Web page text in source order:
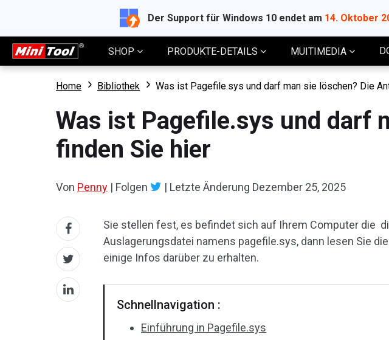
Der Support für Windows 10 endet am 14. Oktober
SHOP PRODUKTE-DETAILS MUITIMEDIA
Home Bibliothek Was ist Pagefile.sys und darf man sie löschen? Die
Was ist Pagefile.sys und darf
finden Sie hier
Von Penny | Folgen | Letzte Änderung Dezember 25, 2025
Sie stellen fest, es befindet sich auf Ihrem Computer die
Auslagerungsdatei namens pagefile.sys, dann lesen Sie
einige Infos darüber zu erhalten.
Schnellnavigation :
Einführung in Pagefile.sys